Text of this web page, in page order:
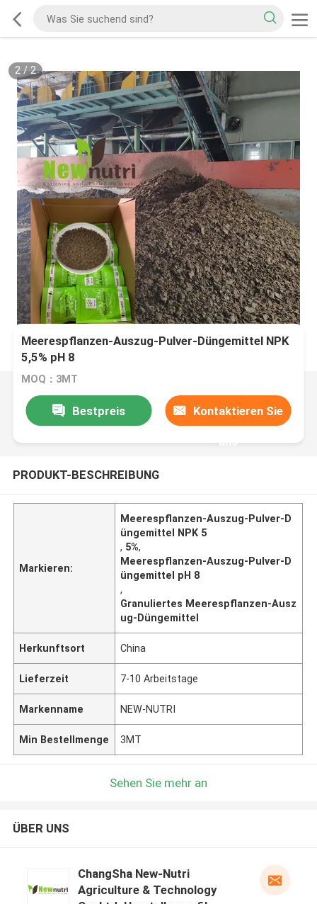
2/2
Meerespflanzen-Auszug-Pulver-Düngemittel NPK
5,5% pH 8
MOQ：3MT
Bestpreis Kontaktieren Sie
uns
PRODUKT-BESCHREIBUNG
Markieren:
Meerespflanzen-Auszug-Pulver-D
üngemittel NPK 5
, 5%,
Meerespflanzen-Auszug-Pulver-D
üngemittel pH 8
,
Granuliertes Meerespflanzen-Ausz
ug-Düngemittel
Herkunftsort China
Lieferzeit 7-10 Arbeitstage
Markenname NEW-NUTRI
Min Bestellmenge 3MT
Sehen Sie mehr an
ÜBER UNS
ChangSha New-Nutri
Agriculture & Technology